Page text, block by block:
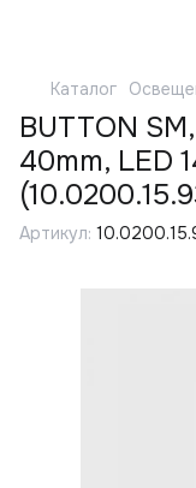
Каталог
BUTTON
40mm, LED
Артикул: